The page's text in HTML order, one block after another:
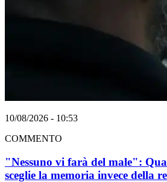
10/08/2026 - 10:53
COMMENTO
"Nessuno vi farà del male":
sceglie la memoria invece della